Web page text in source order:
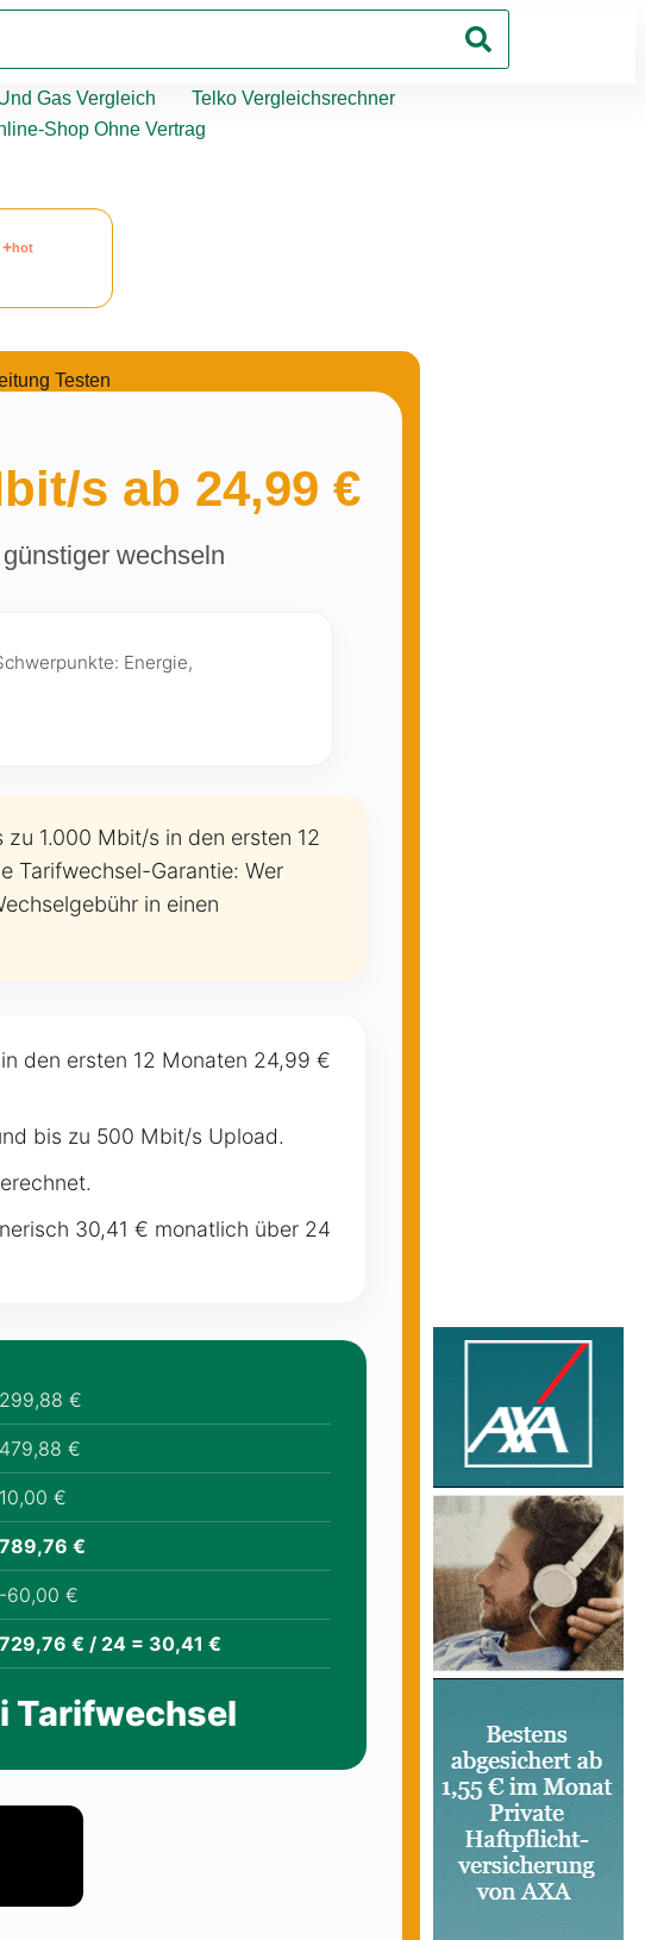
Gas Vergleich
Telko Vergleichsrechner
Shop Ohne Vertrag
+hot
s ab 24,99 €
wechseln
Energie,
1.000 Mbit/s in den ersten 12
Tarifwechsel-Garantie: Wer
in einen
den ersten 12 Monaten 24,99 €
bis zu 500 Mbit/s Upload.
30,41 € monatlich über 24
299,88 €
479,88 €
10,00 €
789,76 €
-60,00 €
729,76 € / 24 = 30,41 €
Tarifwechsel